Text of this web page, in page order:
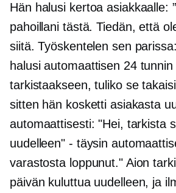
Hän halusi kertoa asiakkaalle:
pahoillani tästä. Tiedän, että
siitä. Työskentelen sen
halusi automaattisen 24 tunnin
tarkistaakseen, tuliko se
sitten hän kosketti asiakasta
automaattisesti: "Hei, tarkista
uudelleen" - täysin
varastosta loppunut." Aion
päivän kuluttua uudelleen, ja